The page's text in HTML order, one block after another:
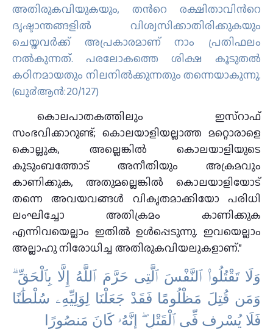
അതിരുകവിയുകയും, തന്‍റെ രക്ഷിതാവിന്‍റെ
ദൃഷ്ടാന്തങ്ങളില്‍ വിശ്വസിക്കാതിരിക്കുകയും
ചെയ്തവര്‍ക്ക് അപ്രകാരമാണ് നാം പ്രതിഫലം
നല്‍കുന്നത്‌. പരലോകത്തെ ശിക്ഷ കൂടുതല്‍
കഠിനമായതും നിലനില്‍ക്കുന്നതും തന്നെയാകുന്നു.
(ഖു൪ആന്‍:20/127)
കൊലപാതകത്തിലും ഇസ്‌റാഫ്
സംഭവിക്കാറുണ്ട്; കൊലയാളിയല്ലാത്ത മറ്റൊരാളെ
കൊല്ലുക, അല്ലെങ്കിൽ കൊലയാളിയുടെ
കുടുംബത്തോട് അനീതിയും അക്രമവും
കാണിക്കുക, അതുമല്ലെങ്കിൽ കൊലയാളിയോട്
തന്നെ അവയവങ്ങൾ വികൃതമാക്കിയോ പരിധി
ലംഘിച്ചോ അതിക്രമം കാണിക്കുക
എന്നിവയെല്ലാം ഇതിൽ ഉൾപ്പെടുന്നു. ഇവയെല്ലാം
അല്ലാഹു നിരോധിച്ച അതിരുകവിയലുകളാണ്.”
وَلَا تَقْتُلُوا۟ ٱلنَّفْسَ ٱلَّتِى حَرَّمَ ٱللَّهُ إِلَّا بِٱلْحَقِّ ۗ
وَمَن قُتِلَ مَظْلُومًا فَقَدْ جَعَلْنَا لِوَلِيِّهِۦ سُلْطَٰنًا
فَلَا يُسْرِف فِّى ٱلْقَتْلِ ۖ إِنَّهُۥ كَانَ مَنصُورًا